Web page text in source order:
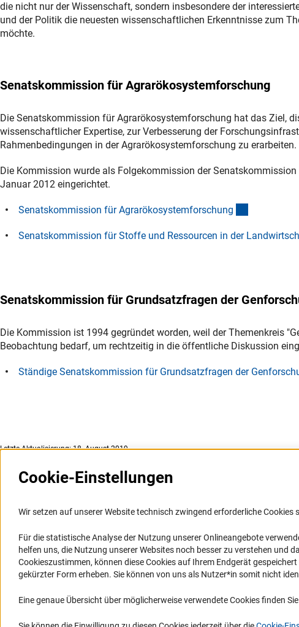
die nicht nur der Wissenschaft, sondern insbesondere der
und der Politik die neuesten wissenschaftlichen Erkenntnisse zum
möchte.
Senatskommission für Agrarökosystemforschung
Die Senatskommission für Agrarökosystemforschung hat das Ziel,
wissenschaftlicher Expertise, zur Verbesserung der
Rahmenbedingungen in der Agrarökosystemforschung zu erarbeiten.
Die Kommission wurde als Folgekommission der
Januar 2012 eingerichtet.
Senatskommission für Agrarökosystemforschung
Senatskommission für Stoffe und Ressourcen in der
Senatskommission für Grundsatzfragen der
Die Kommission ist 1994 gegründet worden, weil der Themenkreis
Beobachtung bedarf, um rechtzeitig in die öffentliche Diskussion
Ständige Senatskommission für Grundsatzfragen der
Letzte Aktualisierung: 18. August 2019
Informationssysteme
Portal Wissenschaftliche Integrität
GEPRIS
GEPRIS historisch
RIsources
FAQ
Karriere
Logo und Corporate Design
Vergabeverfahren
Cookie-Einstellungen
Wir setzen auf unserer Website technisch zwingend erforderliche
Für die statistische Analyse der Nutzung unserer Onlineangebote
helfen uns, die Nutzung unserer Websites noch besser zu verstehen und
Cookieszustimmen, können diese Cookies auf Ihrem Endgerät
gekürzter Form erheben. Sie können von uns als Nutzer*in somit nicht
Eine genaue Übersicht über möglicherweise verwendete Cookies finden